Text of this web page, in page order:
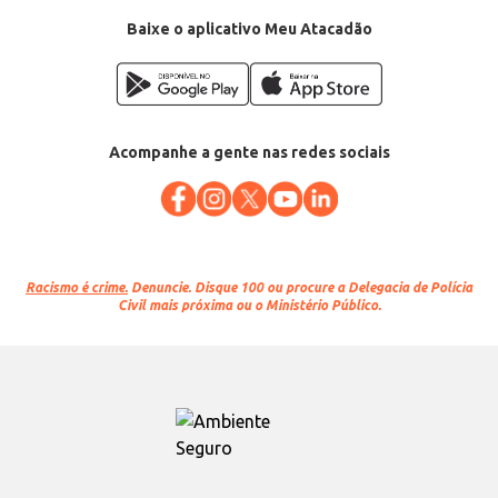
Baixe o aplicativo Meu Atacadão
Acompanhe a gente nas redes sociais
Racismo é crime. Denuncie. Disque 100 ou procure a Delegacia de Polícia
Civil mais próxima ou o Ministério Público.